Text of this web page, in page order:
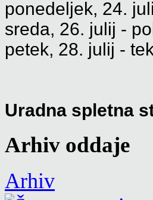
ponedeljek, 24.
sreda, 26. julij -
petek, 28. julij -
Uradna spletna
Arhiv oddaje
Arhiv